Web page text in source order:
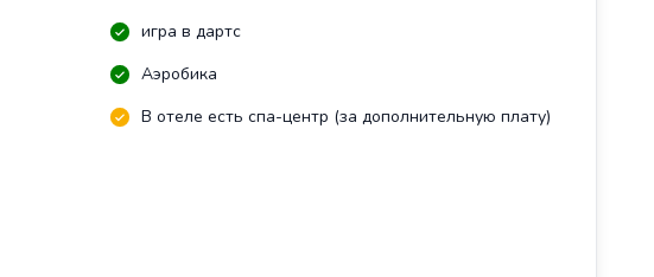
игра в дартс
Аэробика
В отеле есть спа-центр (за дополнительную плату)